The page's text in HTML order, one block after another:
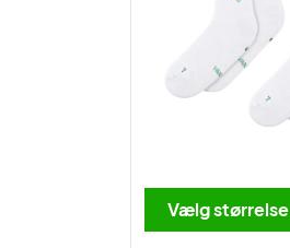
Vælg størrelse